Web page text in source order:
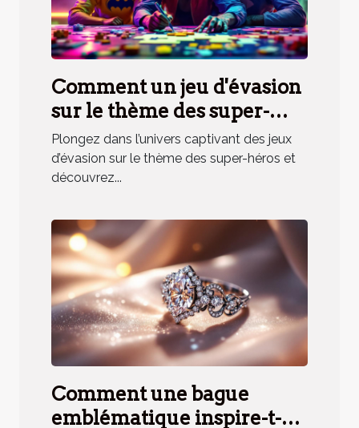
Comment un jeu d'évasion
sur le thème des super-
héros renforce la cohésion
d'équipe ?
Plongez dans l’univers captivant des jeux
d’évasion sur le thème des super-héros et
découvrez...
Comment une bague
emblématique inspire-t-